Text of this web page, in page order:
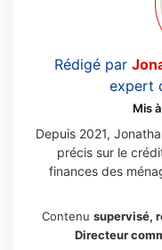
Rédigé par
expert
Mis
Depuis 2021,
précis sur le
finances des
Contenu supervisé,
Directeur